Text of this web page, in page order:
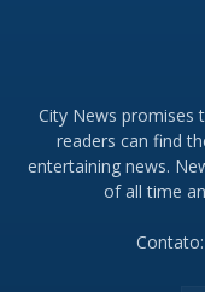
City News promises
readers can find
entertaining news.
of all time
Contato: